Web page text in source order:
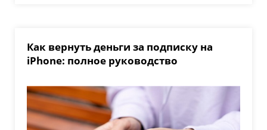
Как вернуть деньги за подписку на
iPhone: полное руководство